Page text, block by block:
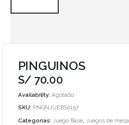
PINGUINOS
S/ 70.00
Availability: Agotado
SKU: PNGNJUEBS0157
Categorías: Juego Base, Juegos de mesa